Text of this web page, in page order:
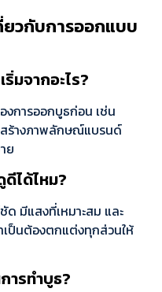
วกับการออกแบบ
มจากอะไร?
งการออกบูธก่อน เช่น
สร้างภาพลักษณ์แบรนด์
ย
ได้ไหม?
มีแสงที่เหมาะสม และ
เป็นต้องตกแต่งทุกส่วนให้
ารทำบูธ?